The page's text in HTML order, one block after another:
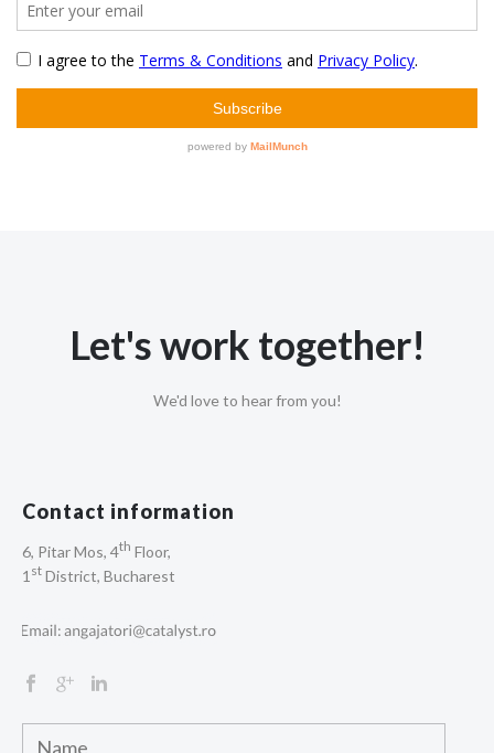
Let's work together!
We'd love to hear from you!
Contact information
6, Pitar Mos, 4th Floor,
1 st District, Bucharest